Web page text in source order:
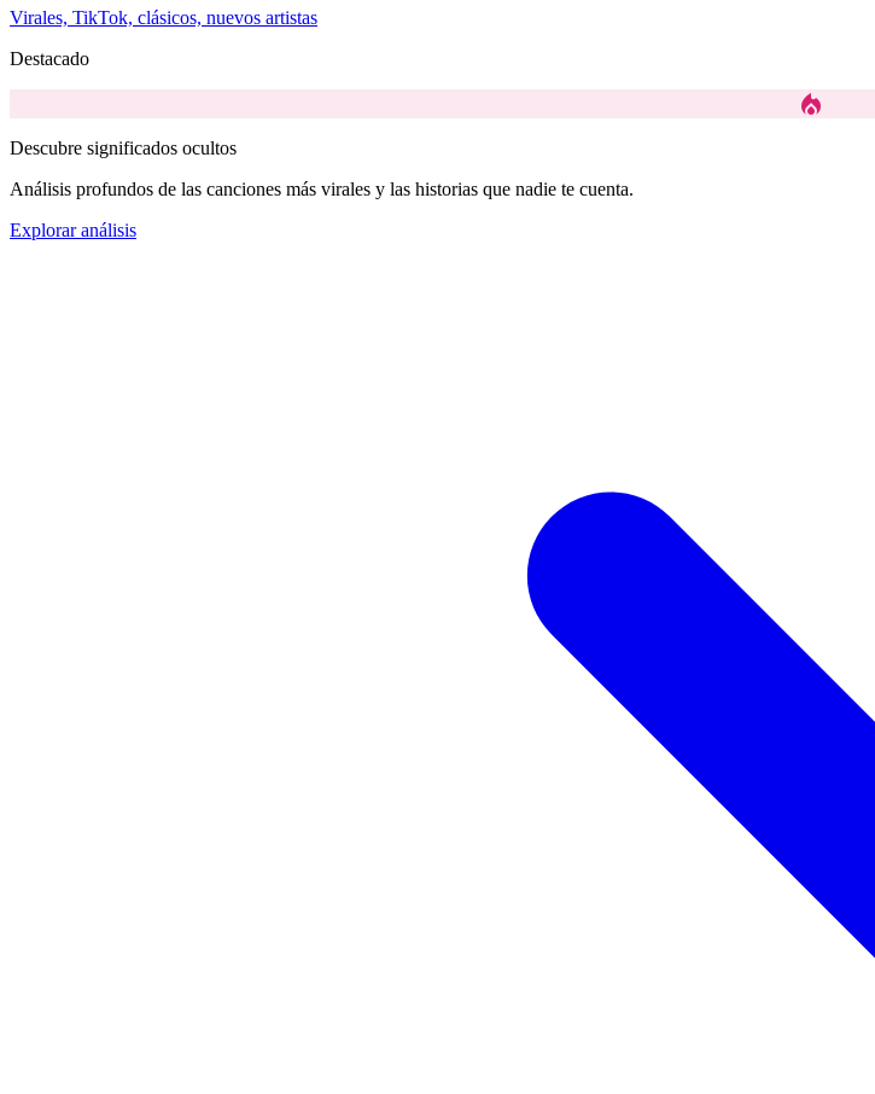
Virales, TikTok, clásicos, nuevos artistas
Destacado
local_fire_department
Descubre significados ocultos
Análisis profundos de las canciones más virales y las historias que nadie te cuenta.
Explorar análisis